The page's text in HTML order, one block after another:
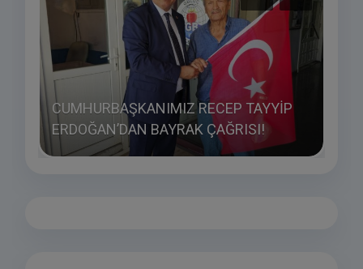
CUMHURBAŞKANIMIZ RECEP TAYYİP
ERDOĞAN’DAN BAYRAK ÇAĞRISI!